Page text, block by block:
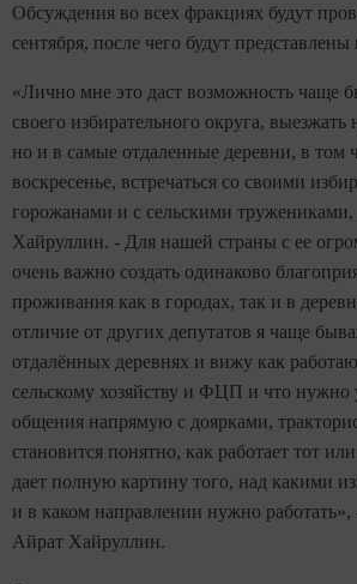
Обсуждения во всех фракциях будут
сентября, после чего будут
«Лично мне это даст возможность чаще
своего избирательного округа, выезжать
но и в самые отдаленные деревни, в том
воскресенье, встречаться со своими
горожанами и с сельскими
Хайруллин. - Для нашей страны с ее
очень важно создать одинаково
проживания как в городах, так и в
отличие от других депутатов я чаще
отдалённых деревнях и вижу как
сельскому хозяйству и ФЦП и что нужно
общения напрямую с доярками,
становится понятно, как работает тот
дает полную картину того, над какими
и в каком направлении нужно
Айрат Хайруллин.